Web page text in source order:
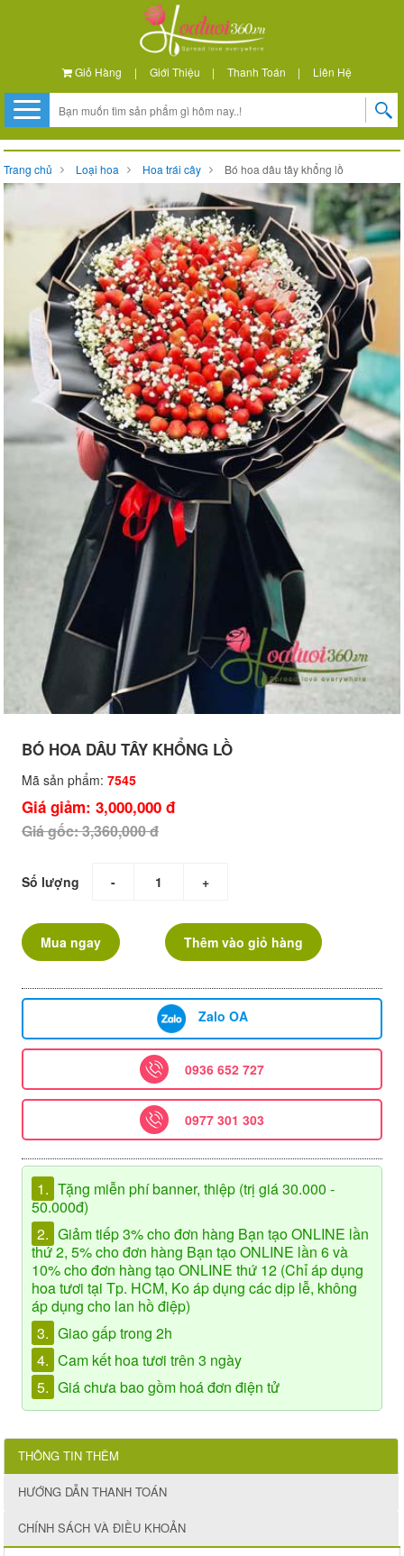
Giỏ Hàng | Giới Thiệu | Thanh Toán | Liên Hệ
Trang chủ Loại hoa Hoa trái cây Bó hoa dâu tây khổng lồ
BÓ HOA DÂU TÂY KHỔNG LỒ
Mã sản phẩm: 7545
Giá giảm: 3,000,000 đ
Giá gốc: 3,360,000 đ
Số lượng - +
Mua ngay Thêm vào giỏ hàng
Zalo OA
0936 652 727
0977 301 303
1. Tặng miễn phí banner, thiệp (trị giá 30.000 -
50.000đ)
2. Giảm tiếp 3% cho đơn hàng Bạn tạo ONLINE lần
thứ 2, 5% cho đơn hàng Bạn tạo ONLINE lần 6 và
10% cho đơn hàng tạo ONLINE thứ 12 (Chỉ áp dụng
hoa tươi tại Tp. HCM, Ko áp dụng các dịp lễ, không
áp dụng cho lan hồ điệp)
3. Giao gấp trong 2h
4. Cam kết hoa tươi trên 3 ngày
5. Giá chưa bao gồm hoá đơn điện tử
THÔNG TIN THÊM
HƯỚNG DẪN THANH TOÁN
CHÍNH SÁCH VÀ ĐIỀU KHOẢN